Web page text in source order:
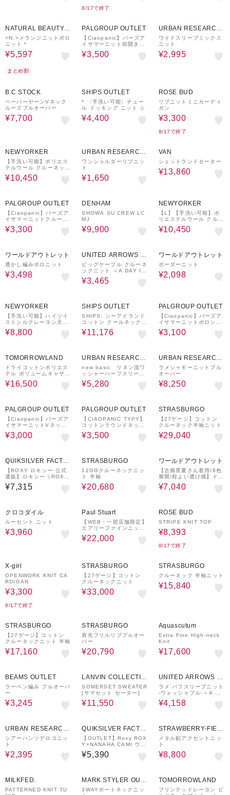
8/17で終了
NATURAL BEAUTY B
ASIC
<N.>メランジニットポロ
ニット＊
¥5,597
まとめ割
PALGROUP OUTLET
【Ciaopanic】バーズア
イサマーニット前開きポ
ロシャツ
¥3,500
URBAN RESEARCH
ware house
ワイドスリーブミックス
ニット
¥2,995
B.C STOCK
ペーパーヤーンVネック
ルーズプルオーバー
¥7,700
SHIPS OUTLET
* 〈手洗い可能〉チュー
ル ドッキング ニット ◇
¥4,400
ROSE BUD
リブニットミニカーディ
ガン
¥3,300
8/17で終了
NEWYORKER
【手洗い可能】ポリエス
テルウール クルーネック
ケーブルプルオーバー
¥10,450
URBAN RESEARCH
ware house
ワンショルダーリブニッ
ト
¥1,650
VAN
シェットランドセーター
¥13,860
PALGROUP OUTLET
【Ciaopanic】バーズア
イサマーニットクルーネ
ックTシャツ
¥3,300
DENHAM
SHOWA SU CREW LC
MJ
¥9,900
NEWYORKER
【L】【手洗い可能】ポ
リエステルウール クルー
ネックプルオーバー
¥10,450
ワールドアウトレット
透かし編みポロニット
¥3,498
UNITED ARROWS O
UTLET
ビッグケーブル クルーネ
ックニット ＜A DAY IN
THE LIFE＞
¥3,465
ワールドアウトレット
ボーダーニット
¥2,098
NEWYORKER
【手洗い可能】ハイツイ
ストシルクレーヨン天竺
フレアニットプルオーバ
ー
¥8,800
SHIPS OUTLET
SHIPS: シーアイランド
コットン クールネック
無地 ニット
¥11,176
PALGROUP OUTLET
【Ciaopanic】バーズア
イサマーニットポロシャ
ツ
¥3,100
TOMORROWLAND
ドライコットンポリエス
テル ボリュームギャザー
プルオーバー
¥16,500
URBAN RESEARCH
ware house
new basic リネン混ワ
ッシャーハーフスリーブ
ニット
¥5,280
URBAN RESEARCH
ware house
ラメシャギーニットプル
オーバー
¥8,250
PALGROUP OUTLET
【Ciaopanic】バーズア
イサマーニットVネック
ベスト
¥3,000
PALGROUP OUTLET
【CIAOPANIC TYPY】
コットンラウンドネック
ニット
¥3,500
STRASBURGO
【27ゲージ】コットン
クルーネック半袖ニット
¥29,040
QUIKSILVER FACTO
RY OUTLET STORE
【ROXY ロキシー 公式
通販】ロキシー（ROX
Y）【OUTLET】Roxy P
UFFY DAYS ウィメンズ
¥7,315
STRASBURGO
12GGクルーネックニッ
ト 半袖
¥20,680
ワールドアウトレット
【古畑星夏さん着用/8色
展開/程よい透け感】ドラ
イタッチボートネックニ
ット
¥7,040
クロコダイル
ルーセント ニット
¥3,960
Paul Stuart
【WEB・一部店舗限定】
エアリーファインニッ
ト カーディガン
¥22,000
ROSE BUD
STRIPE KNIT TOP
¥8,393
8/17で終了
X-girl
OPENWORK KNIT CA
RDIGAN
¥3,300
8/17で終了
STRASBURGO
【27ゲージ】コットン
クルーネックニット
¥33,000
STRASBURGO
クルーネック 半袖ニット
¥15,840
STRASBURGO
【27ゲージ】コットン
クルーネックニット 半袖
¥17,160
STRASBURGO
肩先フリルリブプルオー
バー
¥20,790
Aquascutum
Extra Fine High-neck
Knit
¥17,600
BEAMS OUTLET
ラーベン編み プルオーバ
ー
¥3,245
LANVIN COLLECTIO
N
SOMERSET SWEATER
[サマセット セーター]
¥11,550
UNITED ARROWS O
UTLET
ラメ パフスリーブニット
‐ウォッシャブル‐＜A DA
Y IN THE LIFE＞
¥4,158
URBAN RESEARCH
ware house
シアーハンソデロゴニッ
ト
¥2,395
QUIKSILVER FACTO
RY OUTLET STORE
【OUTLET】Roxy ROX
Y×NANAHA CAMI ウィ
メンズ レイヤードキャミ
ソール <2025 ROXY C
¥5,390
STRAWBERRY-FIEL
DS
メタル釦アクセントニッ
ト
¥8,800
MILKFED.
PATTERNED KNIT TU
MARK STYLER OUT
LET
3WAYボートネックニッ
TOMORROWLAND
プリンテッドレーヨン ビ